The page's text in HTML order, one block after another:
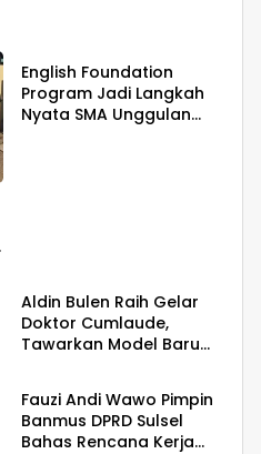
English Foundation
Program Jadi Langkah
Nyata SMA Unggulan
Aldin Bulen Raih Gelar
Doktor Cumlaude,
Tawarkan Model Baru
Berita
Fauzi Andi Wawo Pimpin
Banmus DPRD Sulsel
Bahas Rencana Kerja